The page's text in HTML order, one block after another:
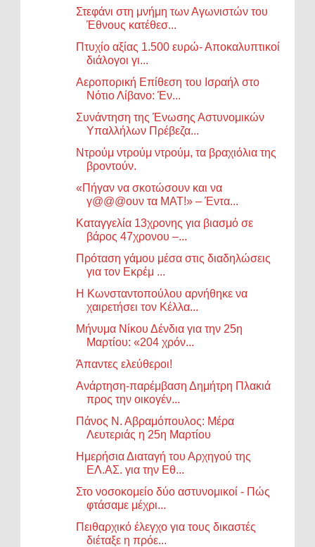
Στεφάνι στη μνήμη των Αγωνιστών του
Έθνους κατέθεσ...
Πτυχίο αξίας 1.500 ευρώ- Αποκαλυπτικοί
διάλογοι γι...
Αεροπορική Επίθεση του Ισραήλ στο
Νότιο Λίβανο: Έν...
Συνάντηση της Ένωσης Αστυνομικών
Υπαλλήλων Πρέβεζα...
Ντρούμ ντρούμ ντρούμ, τα βραχιόλια της
βροντούν.
«Πήγαν να σκοτώσουν και να
γ@@@ουν τα ΜΑΤ!» – Έντα...
Καταγγελία 13χρονης για βιασμό σε
βάρος 47χρονου –...
Πρόταση γάμου μέσα στις διαδηλώσεις
για τον Εκρέμ ...
Η Κωνσταντοπούλου αρνήθηκε να
χαιρετήσει τον Κέλλα...
Μήνυμα Νίκου Δένδια για την 25η
Μαρτίου: «204 χρόν...
Άπαντες ελεύθεροι!
Ανάρτηση-παρέμβαση Δημήτρη Πλακιά
προς την οικογέν...
Πάνος Ν. Αβραμόπουλος: Mέρα
Λευτεριάς η 25η Μαρτίου
Ημερήσια Διαταγή του Αρχηγού της
ΕΛ.ΑΣ. για την Εθ...
Στο νοσοκομείο δύο αστυνομικοί - Πώς
φτάσαμε μέχρι...
Πειθαρχικό έλεγχο για τους δικαστές
διέταξε η πρόε...